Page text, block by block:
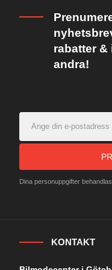
rabatter
andra!
Dina personuppgifter
KONTAKT